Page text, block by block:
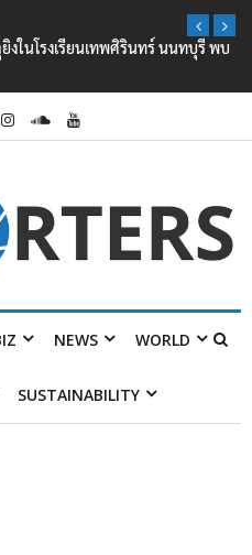
งในโรงเรียนเทพศิรินทร์ นนทบุรี พบ
NEWS WORLD
SUSTAINABILITY